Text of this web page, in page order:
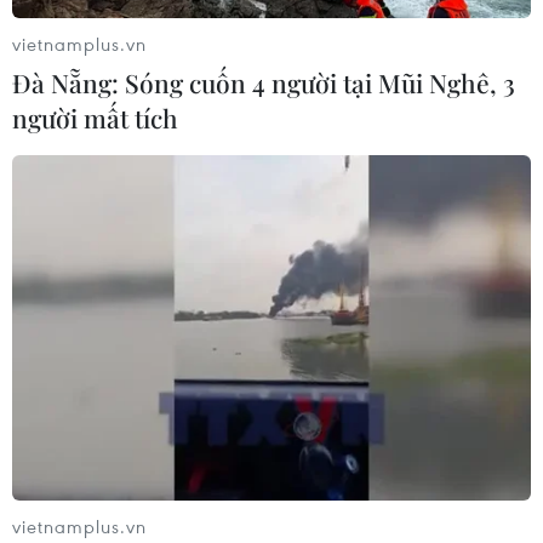
07/08/2026 04:01
Hãng BMW bắt đầu sản xuất hàng
loạt mẫu xe thuần điện “thế hệ mới”
Tiêu chí mới phân loại doanh nghiệp
để thực hiện cơ cấu lại vốn nhà nước
Meta tung công cụ AI lập trình tự
động cho nhà phát triển
06/08/2026 06:40
vietnamplus.vn
Đà Nẵng: Sóng cuốn 4 người tại Mũi Nghê, 3
người mất tích
vietnamplus.vn